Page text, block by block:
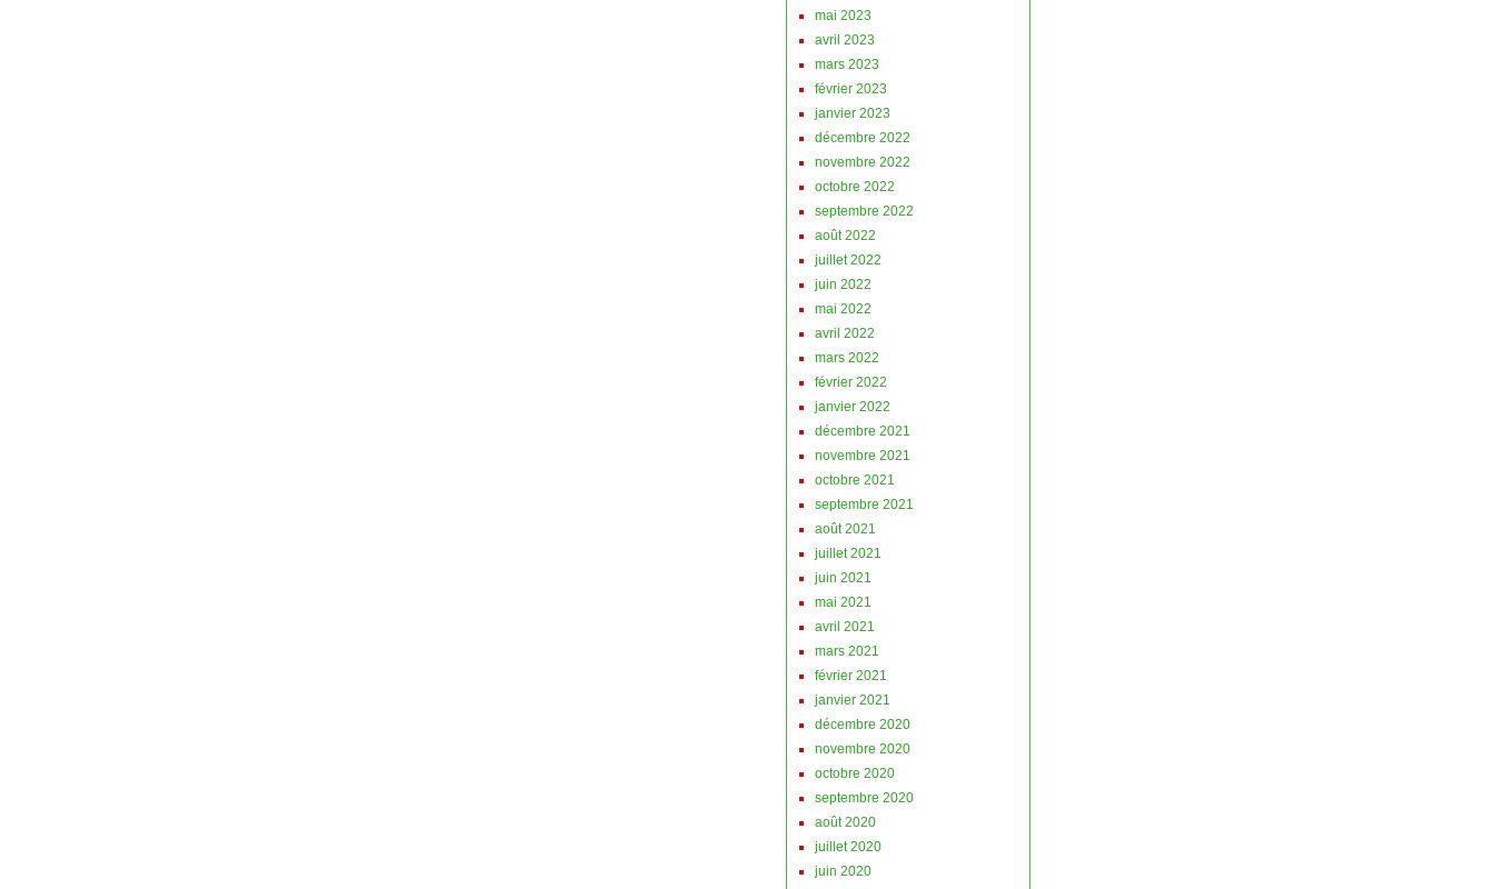
mai 2023
avril 2023
mars 2023
février 2023
janvier 2023
décembre 2022
novembre 2022
octobre 2022
septembre 2022
août 2022
juillet 2022
juin 2022
mai 2022
avril 2022
mars 2022
février 2022
janvier 2022
décembre 2021
novembre 2021
octobre 2021
septembre 2021
août 2021
juillet 2021
juin 2021
mai 2021
avril 2021
mars 2021
février 2021
janvier 2021
décembre 2020
novembre 2020
octobre 2020
septembre 2020
août 2020
juillet 2020
juin 2020